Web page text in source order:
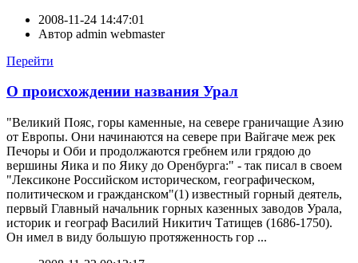
2008-11-24 14:47:01
Автор admin webmaster
Перейти
О происхождении названия Урал
"Великий Пояс, горы каменные, на севере граничащие Азию
от Европы. Они начинаются на севере при Вайгаче меж рек
Печоры и Оби и продолжаются гребнем или грядою до
вершины Яика и по Яику до Оренбурга:" - так писал в своем
"Лексиконе Российском историческом, географическом,
политическом и гражданском"(1) известный горный деятель,
первый Главный начальник горных казенных заводов Урала,
историк и географ Василий Никитич Татищев (1686-1750).
Он имел в виду большую протяженность гор ...